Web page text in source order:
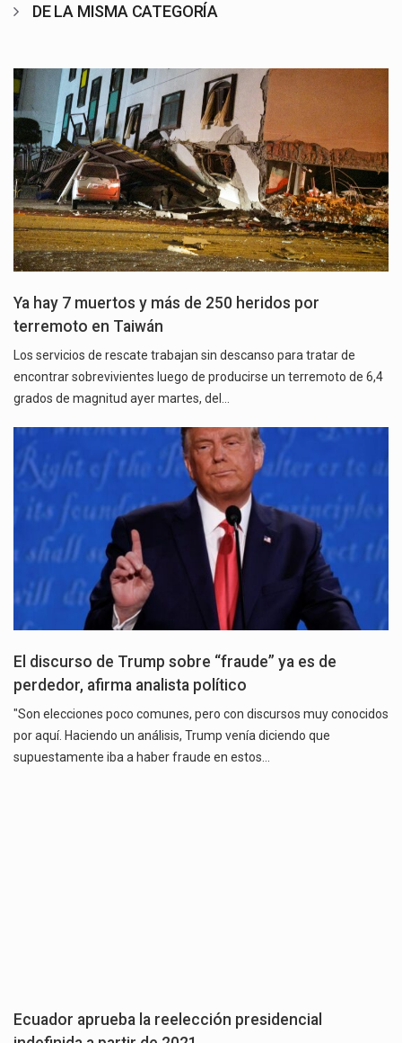
DE LA MISMA CATEGORÍA
Ya hay 7 muertos y más de 250 heridos por
terremoto en Taiwán
Los servicios de rescate trabajan sin descanso para tratar de
encontrar sobrevivientes luego de producirse un terremoto de 6,4
grados de magnitud ayer martes, del…
El discurso de Trump sobre “fraude” ya es de
perdedor, afirma analista político
"Son elecciones poco comunes, pero con discursos muy conocidos
por aquí. Haciendo un análisis, Trump venía diciendo que
supuestamente iba a haber fraude en estos…
Ecuador aprueba la reelección presidencial